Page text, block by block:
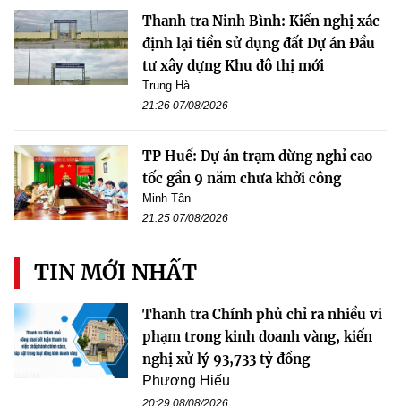
Thanh tra Ninh Bình: Kiến nghị xác
định lại tiền sử dụng đất Dự án Đầu
tư xây dựng Khu đô thị mới
Trung Hà
21:26 07/08/2026
TP Huế: Dự án trạm dừng nghỉ cao
tốc gần 9 năm chưa khởi công
Minh Tân
21:25 07/08/2026
TIN MỚI NHẤT
Thanh tra Chính phủ chỉ ra nhiều vi
phạm trong kinh doanh vàng, kiến
nghị xử lý 93,733 tỷ đồng
Phương Hiếu
20:29 08/08/2026